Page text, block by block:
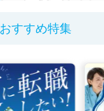
おすすめ特集